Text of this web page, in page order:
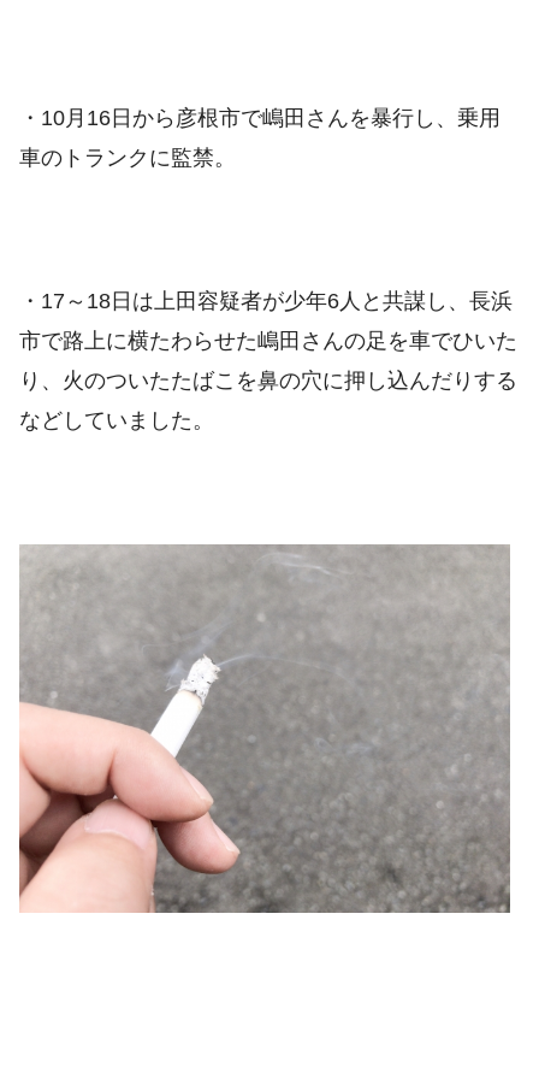
・10月16日から彦根市で嶋田さんを暴行し、乗用
車のトランクに監禁。
・17～18日は上田容疑者が少年6人と共謀し、長浜
市で路上に横たわらせた嶋田さんの足を車でひいた
り、火のついたたばこを鼻の穴に押し込んだりする
などしていました。